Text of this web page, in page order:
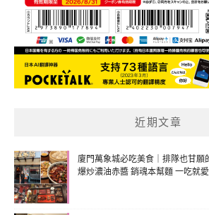
近期文章
廈門萬象城必吃美食｜排隊也甘願
爆炒濃油赤醬 銷魂本幫麵 一吃就愛